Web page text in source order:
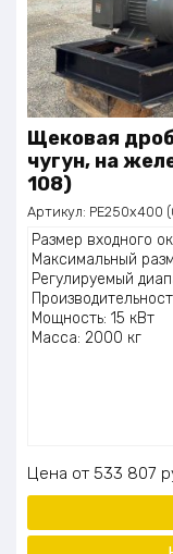
Щековая
чугун, на
108)
Артикул: PE250х400
Размер входного
Максимальный
Регулируемый
Мощность: 15 кВт
Масса: 2000 кг
Цена 533 807